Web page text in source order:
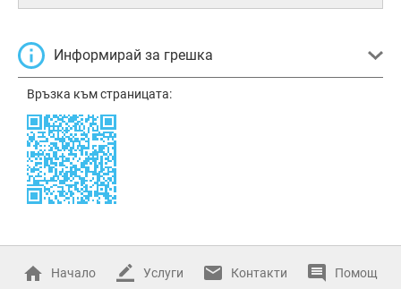
Информирай за грешка
Връзка към страницата:
Начало Услуги Контакти Помощ